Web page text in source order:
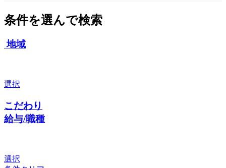
条件を選んで検索
地域
選択
こだわり
給与/職種
選択